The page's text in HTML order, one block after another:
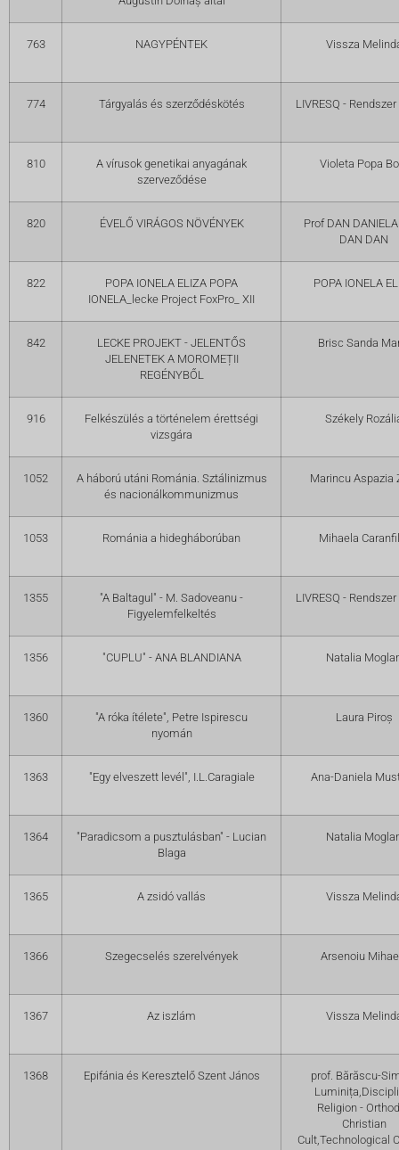
763 NAGYPÉNTEK Vissza
774 Tárgyalás és szerződéskötés LIVRESQ -
810
A vírusok genetikai anyagának
szerveződése
Violeta Popa
820 ÉVELŐ VIRÁGOS NÖVÉNYEK
Prof DAN
DAN DAN
822
POPA IONELA ELIZA POPA
IONELA_lecke Project FoxPro_ XII
POPA IONELA
842
LECKE PROJEKT - JELENTŐS
JELENETEK A MOROMEȚII
REGÉNYBŐL
Brisc Sanda
916
Felkészülés a történelem érettségi
vizsgára
Székely
1052
A háború utáni Románia. Sztálinizmus
és nacionálkommunizmus
Marincu Aspazia
1053 Románia a hidegháborúban Mihaela
1355
"A Baltagul" - M. Sadoveanu -
Figyelemfelkeltés
LIVRESQ -
1356 "CUPLU" - ANA BLANDIANA Natalia
1360
"A róka ítélete", Petre Ispirescu
nyomán
Laura Piroș
1363 "Egy elveszett levél", I.L.Caragiale Ana-Daniela
1364
"Paradicsom a pusztulásban" - Lucian
Blaga
Natalia
1365 A zsidó vallás Vissza
1366 Szegecselés szerelvények Arsenoiu
1367 Az iszlám Vissza
1368 Epifánia és Keresztelő Szent János
prof. Bărăscu-
Religion -
Christian
Cult,Technological